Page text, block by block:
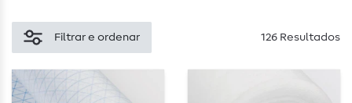
Filtrar e ordenar 126 Resultados